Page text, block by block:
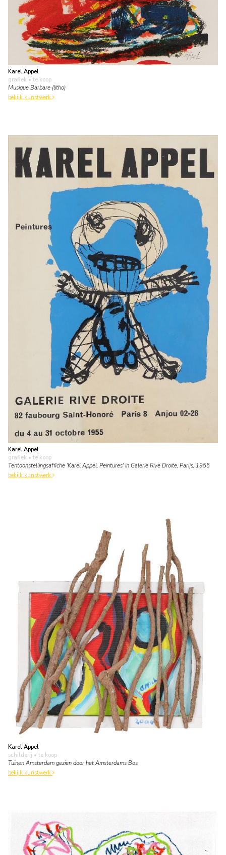
Karel Appel
grafiek • te koop
Musique Barbare (litho)
bekijk kunstwerk
Karel Appel
grafiek • te koop
Tentoonstellingsaffiche 'Karel Appel, Peintures' in Galerie Rive Droite, Parijs, 1955
bekijk kunstwerk
Karel Appel
schilderij • te koop
Tuinen Amsterdam gezien door het Amsterdams Bos
bekijk kunstwerk